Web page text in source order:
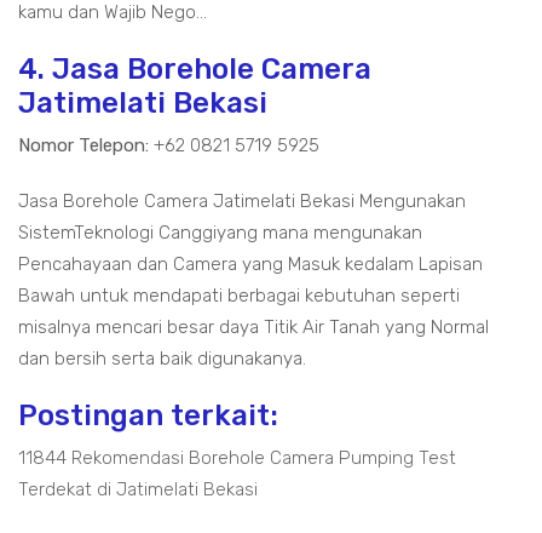
kamu dan Wajib Nego...
4. Jasa Borehole Camera
Jatimelati Bekasi
Nomor Telepon: +62 0821 5719 5925
Jasa Borehole Camera Jatimelati Bekasi Mengunakan
SistemTeknologi Canggiyang mana mengunakan
Pencahayaan dan Camera yang Masuk kedalam Lapisan
Bawah untuk mendapati berbagai kebutuhan seperti
misalnya mencari besar daya Titik Air Tanah yang Normal
dan bersih serta baik digunakanya.
Postingan terkait:
11844 Rekomendasi Borehole Camera Pumping Test
Terdekat di Jatimelati Bekasi